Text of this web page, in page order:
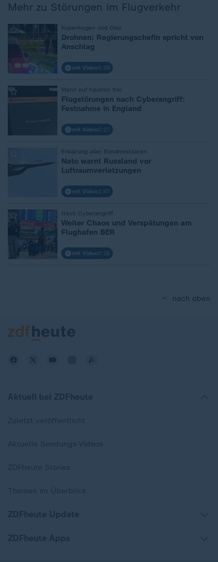
Mehr zu Störungen im Flugverkehr
Kopenhagen und Oslo
Drohnen: Regierungschefin spricht von
Anschlag
mit Video5:35
Mann auf Kaution frei
Flugstörungen nach Cyberangriff:
Festnahme in England
mit Video0:27
Erklärung aller Bündnisstaaten
Nato warnt Russland vor
Luftraumverletzungen
mit Video 1:47
Nach Cyberangriff
Weiter Chaos und Verspätungen am
Flughafen BER
mit Video0:26
nach oben